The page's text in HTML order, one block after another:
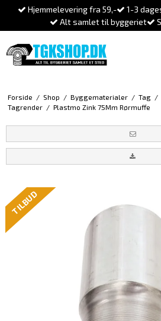
Hjemmelevering fra 59,-
1-3
Alt samlet til byggeriet
Forside / Shop / Byggematerialer / Tag /
Tagrender / Plastmo Zink 75Mm Rørmuffe
TILBUD